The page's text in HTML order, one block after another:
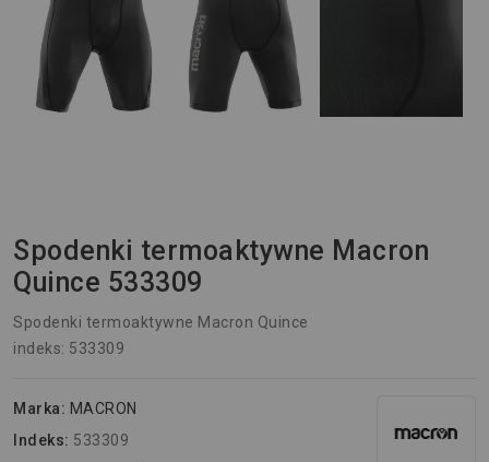
Spodenki termoaktywne Macron
Quince 533309
Spodenki termoaktywne Macron Quince
indeks: 533309
Marka: MACRON
Indeks: 533309